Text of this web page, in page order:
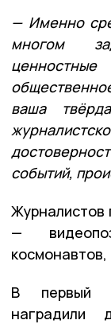
— Именно
многом
ваша
событий,
Журналистов
—
В первый
наградили